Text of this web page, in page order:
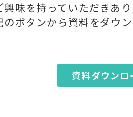
興味を持っていただきあ
のボタンから資料をダウ
資料ダウンロ